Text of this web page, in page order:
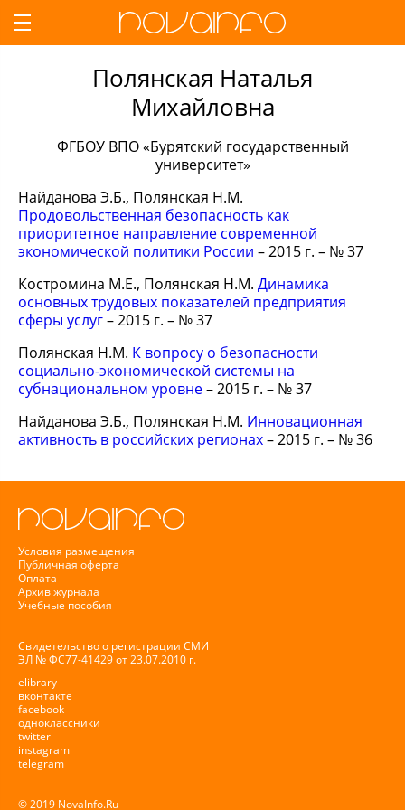
Полянская Наталья
Михайловна
ФГБОУ ВПО «Бурятский государственный
университет»
Найданова Э.Б., Полянская Н.М.
Продовольственная безопасность как
приоритетное направление современной
экономической политики России – 2015 г. – № 37
Костромина М.Е., Полянская Н.М. Динамика
основных трудовых показателей предприятия
сферы услуг– 2015 г. – № 37
Полянская Н.М. К вопросу о безопасности
социально-экономической системы на
субнациональном уровне– 2015 г. – № 37
Найданова Э.Б., Полянская Н.М. Инновационная
активность в российских регионах– 2015 г. – № 36
Условия размещения
Публичная оферта
Оплата
Архив журнала
Учебные пособия
Свидетельство о регистрации СМИ
ЭЛ № ФС77-41429 от 23.07.2010 г.
elibrary
вконтакте
facebook
одноклассники
twitter
instagram
telegram
© 2019 NovaInfo.Ru